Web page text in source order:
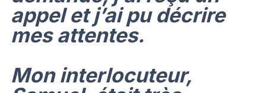
appel et j’ai pu décrire
mes attentes.
Mon interlocuteur,